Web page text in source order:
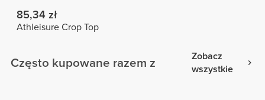
85,34 zł
Athleisure Crop Top
Często kupowane razem z
Zobacz
wszystkie